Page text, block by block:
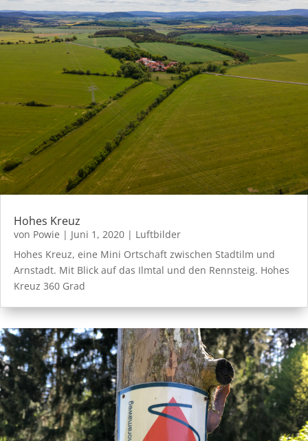
Hohes Kreuz
von Powie | Juni 1, 2020 | Luftbilder
Hohes Kreuz, eine Mini Ortschaft zwischen Stadtilm und
Arnstadt. Mit Blick auf das Ilmtal und den Rennsteig. Hohes
Kreuz 360 Grad